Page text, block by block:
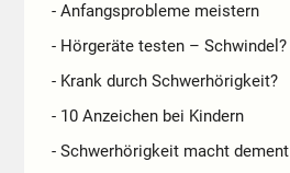
- Anfangsprobleme meistern
- Hörgeräte testen – Schwindel?
- Krank durch Schwerhörigkeit?
- 10 Anzeichen bei Kindern
- Schwerhörigkeit macht dement